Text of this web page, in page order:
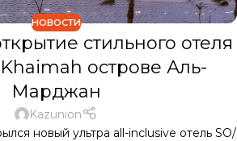
НОВОСТИ
стильного отеля
острове Аль-
Марджан
Kazunion
новый ультра all-inclusive отель SO/